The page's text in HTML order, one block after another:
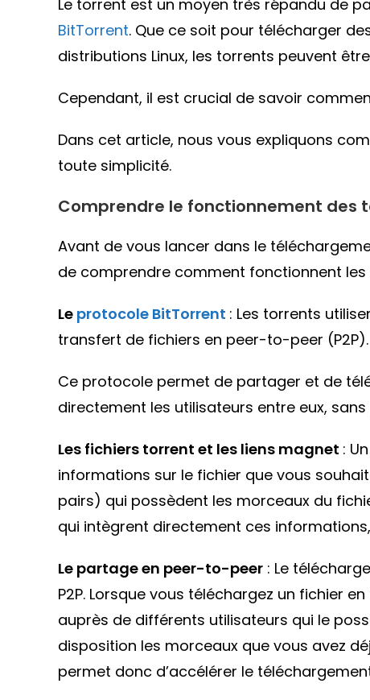
Le torrent est un moyen très répandu de
BitTorrent. Que ce soit pour télécharger
distributions Linux, les torrents peuvent
Cependant, il est crucial de savoir
Dans cet article, nous vous expliquons
toute simplicité.
Comprendre le fonctionnement des
Avant de vous lancer dans le
de comprendre comment fonctionnent les
Le protocole BitTorrent : Les torrents
transfert de fichiers en peer-to-peer (P2P).
Ce protocole permet de partager et de
directement les utilisateurs entre eux,
Les fichiers torrent et les liens magnet :
informations sur le fichier que vous
pairs) qui possèdent les morceaux du
qui intègrent directement ces
Le partage en peer-to-peer : Le
P2P. Lorsque vous téléchargez un fichier
auprès de différents utilisateurs qui le
disposition les morceaux que vous avez
permet donc d’accélérer le